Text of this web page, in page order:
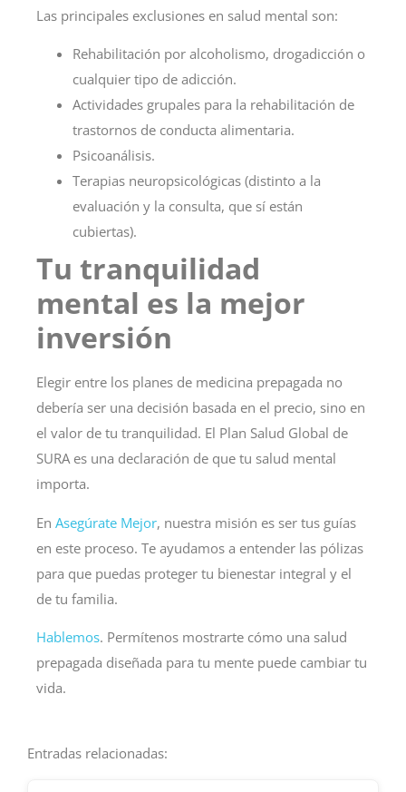
Las principales exclusiones en salud mental son:
Rehabilitación por alcoholismo, drogadicción o
cualquier tipo de adicción.
Actividades grupales para la rehabilitación de
trastornos de conducta alimentaria.
Psicoanálisis.
Terapias neuropsicológicas (distinto a la
evaluación y la consulta, que sí están
cubiertas).
Tu tranquilidad
mental es la mejor
inversión
Elegir entre los planes de medicina prepagada no
debería ser una decisión basada en el precio, sino en
el valor de tu tranquilidad. El Plan Salud Global de
SURAes una declaración de que tu salud mental
importa.
En Asegúrate Mejor, nuestra misión es ser tus guías
en este proceso. Te ayudamos a entender las pólizas
para que puedas proteger tu bienestar integral y el
de tu familia.
Hablemos. Permítenos mostrarte cómo una salud
prepagada diseñada para tu mente puede cambiar tu
vida.
Entradas relacionadas: